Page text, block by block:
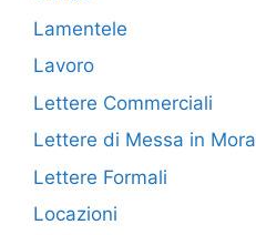
Lamentele
Lavoro
Lettere Commerciali
Lettere di Messa in Mora
Lettere Formali
Locazioni